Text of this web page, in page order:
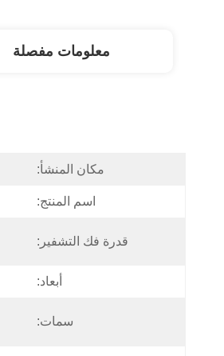
معلومات مفصلة
مكان المنشأ:
اسم المنتج:
قدرة فك التشفير:
أبعاد:
سمات: